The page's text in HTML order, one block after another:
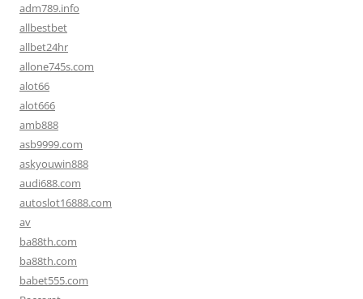
adm789.info
allbestbet
allbet24hr
allone745s.com
alot66
alot666
amb888
asb9999.com
askyouwin888
audi688.com
autoslot16888.com
av
ba88th.com
ba88th.com
babet555.com